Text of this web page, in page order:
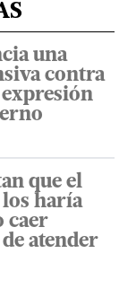
una
contra
que el
los haría
caer
atender